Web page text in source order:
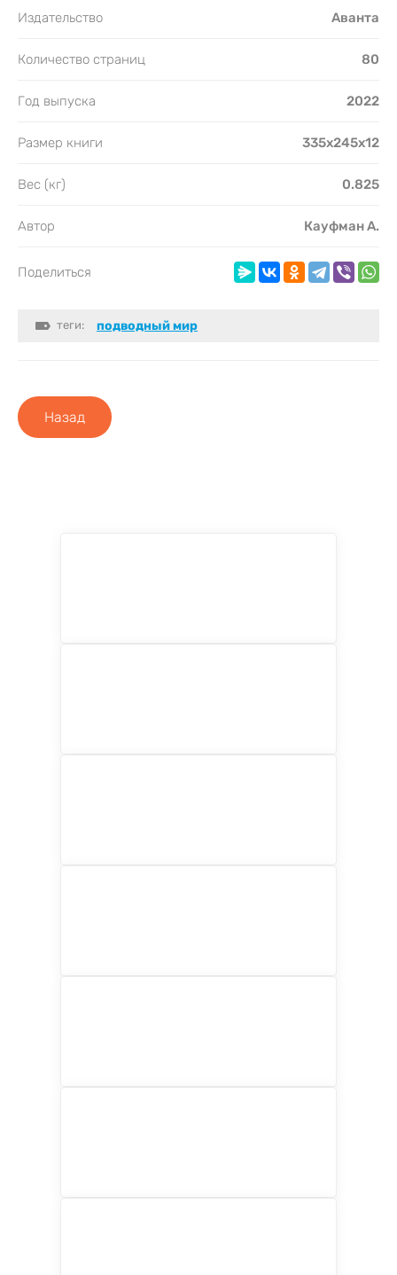
Издательство Аванта
Количество страниц 80
Год выпуска 2022
Размер книги 335x245x12
Вес (кг) 0.825
Автор Кауфман А.
Поделиться
теги: подводный мир
Назад